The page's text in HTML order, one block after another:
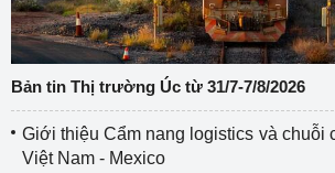
Bản tin Thị trường Úc từ 31/7-7/8/2026
Giới thiệu Cẩm nang logistics và chuỗi
Việt Nam - Mexico